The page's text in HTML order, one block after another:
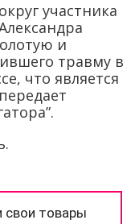
участника
и
травму в
что является